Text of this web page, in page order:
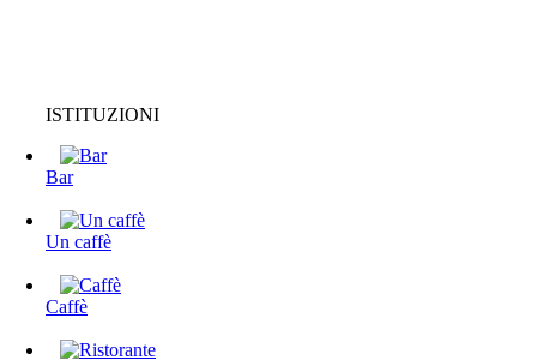
ISTITUZIONI
Bar
Un caffè
Caffè